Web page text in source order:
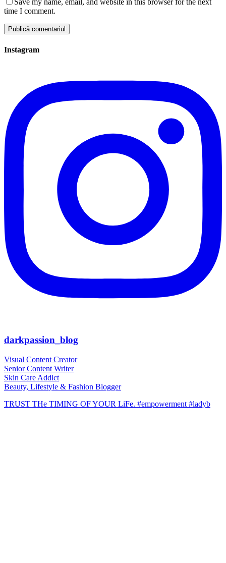
Save my name, email, and website in this browser for the next
time I comment.
Instagram
darkpassion_blog
Visual Content Creator
Senior Content Writer
Skin Care Addict
Beauty, Lifestyle & Fashion Blogger
TRUST THe TIMING OF YOUR LiFe. #empowerment #ladyb